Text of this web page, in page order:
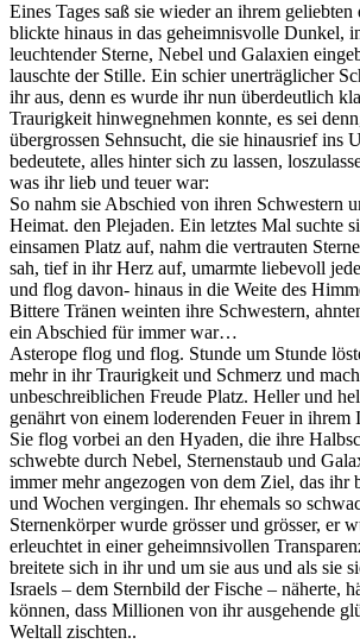
Eines Tages saß sie wieder an ihrem geliebten
blickte hinaus in das geheimnisvolle Dunkel,
leuchtender Sterne, Nebel und Galaxien
lauschte der Stille. Ein schier unerträglicher
ihr aus, denn es wurde ihr nun überdeutlich
Traurigkeit hinwegnehmen konnte, es sei
übergrossen Sehnsucht, die sie hinausrief ins
bedeutete, alles hinter sich zu lassen,
was ihr lieb und teuer war:
So nahm sie Abschied von ihren Schwestern
Heimat. den Plejaden. Ein letztes Mal suchte
einsamen Platz auf, nahm die vertrauten
sah, tief in ihr Herz auf, umarmte liebevoll
und flog davon- hinaus in die Weite des
Bittere Tränen weinten ihre Schwestern,
ein Abschied für immer war…
Asterope flog und flog. Stunde um Stunde
mehr in ihr Traurigkeit und Schmerz und
unbeschreiblichen Freude Platz. Heller und
genährt von einem loderenden Feuer in
Sie flog vorbei an den Hyaden, die ihre
schwebte durch Nebel, Sternenstaub und
immer mehr angezogen von dem Ziel, das ihr
und Wochen vergingen. Ihr ehemals so
Sternenkörper wurde grösser und grösser, er
erleuchtet in einer geheimnsivollen
breitete sich in ihr und um sie aus und als sie
Israels – dem Sternbild der Fische – näherte,
können, dass Millionen von ihr ausgehende
Weltall zischten..